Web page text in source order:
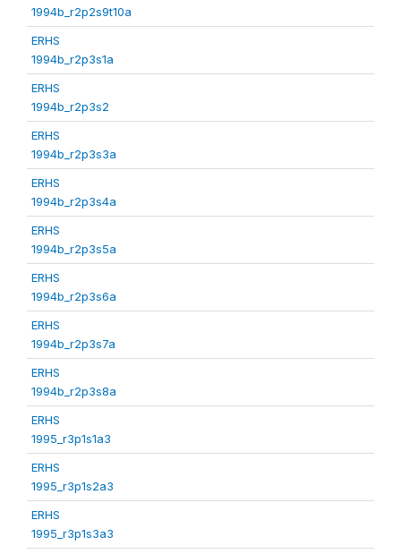
1994b_r2p2s9t10a
ERHS
1994b_r2p3s1a
ERHS
1994b_r2p3s2
ERHS
1994b_r2p3s3a
ERHS
1994b_r2p3s4a
ERHS
1994b_r2p3s5a
ERHS
1994b_r2p3s6a
ERHS
1994b_r2p3s7a
ERHS
1994b_r2p3s8a
ERHS
1995_r3p1s1a3
ERHS
1995_r3p1s2a3
ERHS
1995_r3p1s3a3